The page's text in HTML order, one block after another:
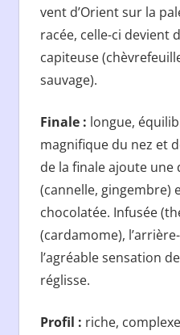
vent d’Orient sur la
racée, celle-ci devient
capiteuse
sauvage).
Finale : longue,
magnifique du nez et
de la finale ajoute
(cannelle, gingembre)
chocolatée. Infusée
(cardamome),
l’agréable sensation
réglisse.
Profil : riche,